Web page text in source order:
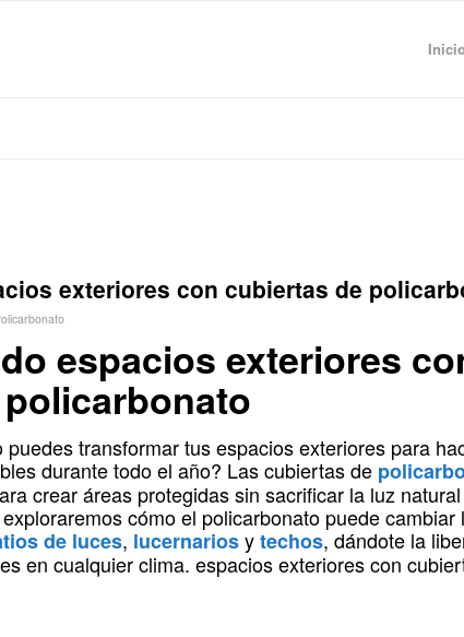
exteriores con cubiertas de
espacios exteriores
puedes transformar tus espacios exteriores para
durante todo el año? Las cubiertas de
crear áreas protegidas sin sacrificar la luz
cómo el policarbonato puede cambiar
de luces, lucernariosytechos, dándote la
en cualquier clima. espacios exteriores con